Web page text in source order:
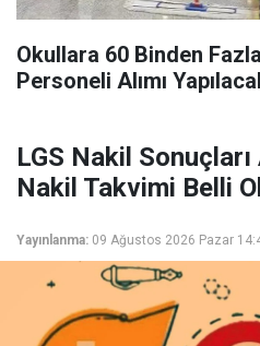
Okullara 60 Binden
Personeli Alımı
LGS Nakil
Nakil Takvimi Belli
Yayınlanma: 09 Ağustos 2026 Pazar